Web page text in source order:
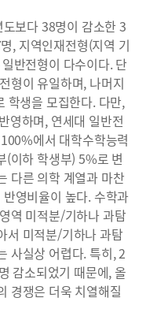
보다 38명이 감소한 3
, 지역인재전형(지역 기
반전형이 다수이다. 단
형이 유일하며, 나머지
학생을 모집한다. 다만,
영하며, 연세대 일반전
에서 대학수학능력
(이하 학생부) 5%로 변
다른 의학 계열과 마찬
영비율이 높다. 수학과
역 미적분/기하나 과탐
서 미적분/기하나 과탐
사실상 어렵다. 특히, 2
감소되었기 때문에, 올
경쟁은 더욱 치열해질